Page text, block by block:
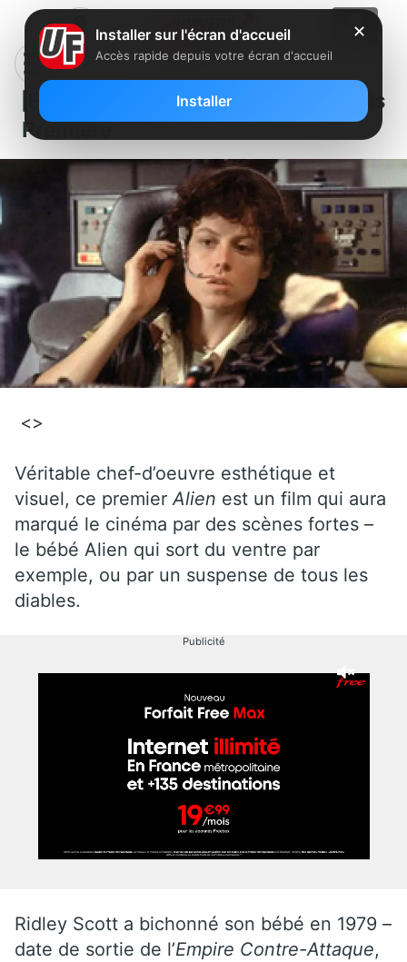
[Films] Les Aliens sont sur Paris
Première
<>
Véritable chef-d’oeuvre esthétique et
visuel, ce premierAlien est un film qui aura
marqué le cinéma par des scènes fortes –
le bébé Alien qui sort du ventre par
exemple, ou par un suspense de tous les
diables.
Publicité
Ridley Scott a bichonné son bébé en 1979 –
date de sortie de l’Empire Contre-Attaque,
✕
Installer sur l'écran d'accueil
Accès rapide depuis votre écran d'accueil
Installer